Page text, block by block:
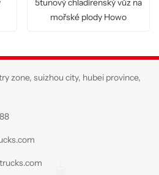
5tunový chladírenský vůz na
mořské plody Howo
zone, suizhou city, hubei province,